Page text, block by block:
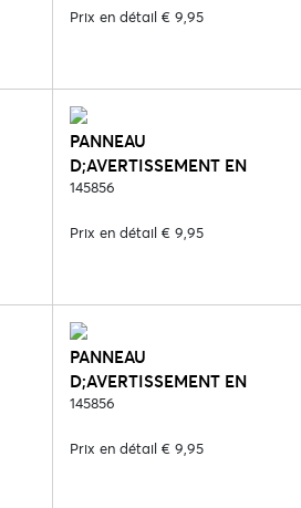
PAARDENGEK
Prix en détail € 9,95
PANNEAU
D;AVERTISSEMENT EN
MÉTAL - 8063. PAS OP
145856
Prix en détail € 9,95
PANNEAU
D;AVERTISSEMENT EN
MÉTAL - 8067. HORSE
145856
Prix en détail € 9,95